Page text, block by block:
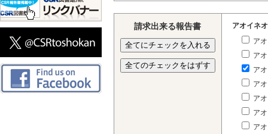
請求出来る報告書
アオイネ
ア
ア
ア
ア
ア
ア
ア